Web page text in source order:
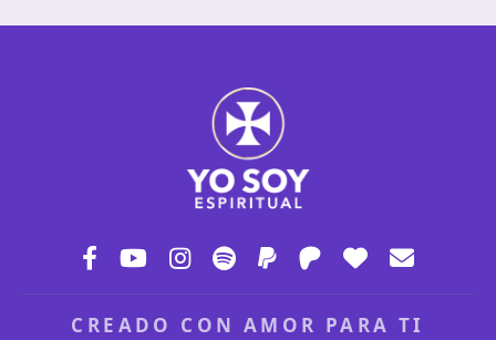
CREADO CON AMOR PARA TI